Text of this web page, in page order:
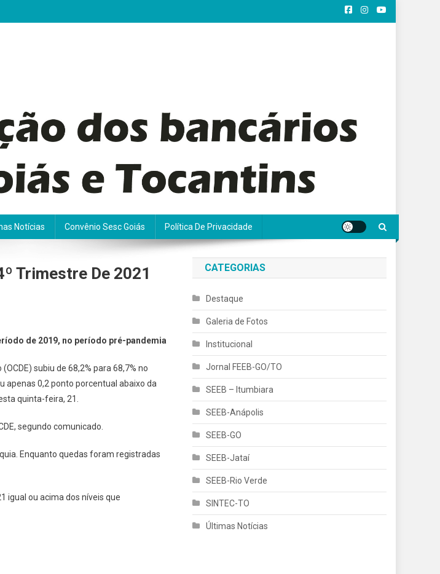
Notícias Convênio Sesc Goiás Política De Privacidade
Trimestre De 2021
de 2019, no período pré-pandemia
subiu de 68,2% para 68,7% no
apenas 0,2 ponto porcentual abaixo da
quinta-feira, 21.
segundo comunicado.
Enquanto quedas foram registradas
igual ou acima dos níveis que
CATEGORIAS
Destaque
Galeria de Fotos
Institucional
Jornal FEEB-GO/TO
SEEB – Itumbiara
SEEB-Anápolis
SEEB-GO
SEEB-Jataí
SEEB-Rio Verde
SINTEC-TO
Últimas Notícias